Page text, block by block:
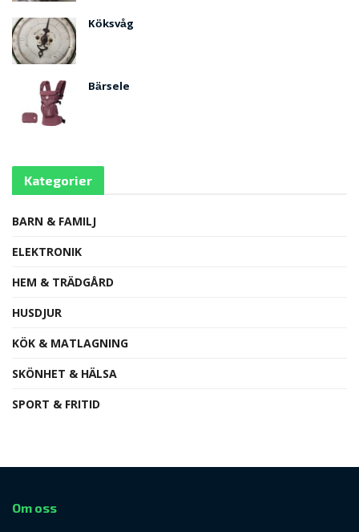
Köksvåg
Bärsele
Kategorier
BARN & FAMILJ
ELEKTRONIK
HEM & TRÄDGÅRD
HUSDJUR
KÖK & MATLAGNING
SKÖNHET & HÄLSA
SPORT & FRITID
Om oss